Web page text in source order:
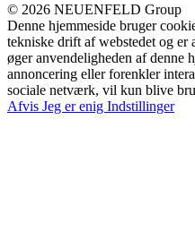
© 2026 NEUENFELD Group
Denne hjemmeside bruger
tekniske drift af webstedet og
øger anvendeligheden af denne
annoncering eller forenkler
sociale netværk, vil kun blive
Afvis Jeg er enig Indstillinger